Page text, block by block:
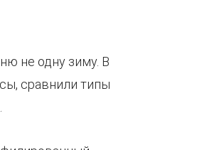
не одну зиму. В
сравнили типы